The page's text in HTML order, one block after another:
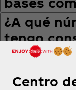
¿A qué
tengo
Centro